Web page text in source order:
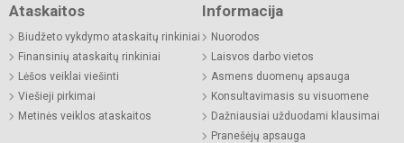
Ataskaitos
Biudžeto vykdymo ataskaitų rinkiniai
Finansinių ataskaitų rinkiniai
Lėšos veiklai viešinti
Viešieji pirkimai
Metinės veiklos ataskaitos
Informacija
Nuorodos
Laisvos darbo vietos
Asmens duomenų apsauga
Konsultavimasis su visuomene
Dažniausiai užduodami klausimai
Pranešėjų apsauga